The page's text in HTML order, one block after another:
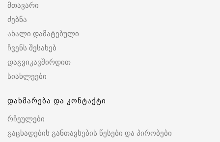
მთავარი
ძებნა
ახალი დამატებული
ჩვენს შესახებ
დაგვიკავშირდით
სიახლეები
დახმარება და კონტაქტი
რჩეულები
გაცხადების განთავსების წესები და პირობები